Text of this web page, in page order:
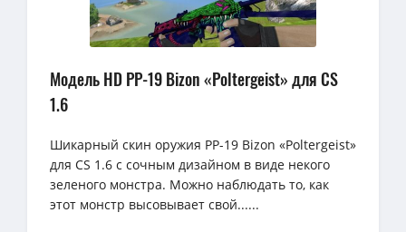
Модель HD PP-19 Bizon «Poltergeist» для CS
1.6
Шикарный скин оружия PP-19 Bizon «Poltergeist»
для CS 1.6 с сочным дизайном в виде некого
зеленого монстра. Можно наблюдать то, как
этот монстр высовывает свой......